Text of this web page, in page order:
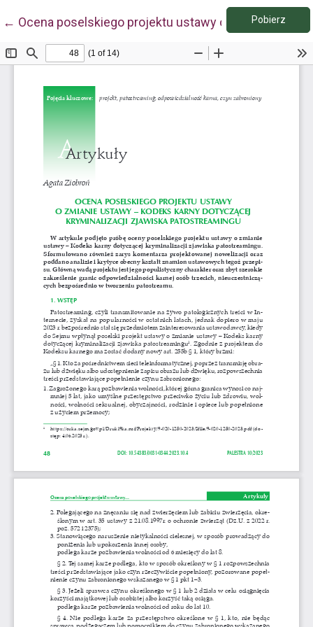
← Wróć do szczegółów artykułu
Ocena poselskiego projektu ustawy o zmianie
Pobierz